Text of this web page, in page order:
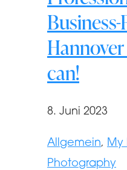
Hannover
can!
8. Juni 2023
Allgemein, My
Photography